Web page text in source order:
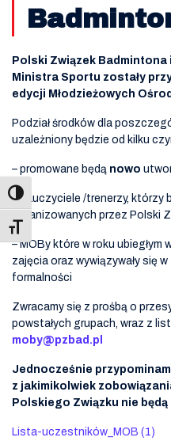
Toggle Font size
Polski Związek
Ministra Sportu zostały
edycji Młodzieżowych
Podział środków dla
uzależniony będzie od kilku
– promowane będą nowo
– nauczyciele /trenerzy, którzy
organizowanych przez Polski
– MOBy które w roku ubiegłym
zajęcia oraz wywiązywały się
formalności
Zwracamy się z prośbą o
powstałych grupach, wraz z
moby@pzbad.pl
Jednocześnie
z jakimikolwiek
Polskiego Związku nie
Lista-uczestników_MOB (1)